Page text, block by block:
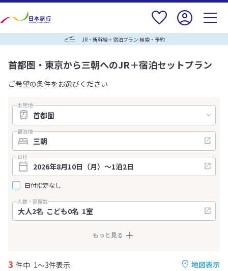
JR・新幹線＋宿泊プラン 検索・予約
首都圏・東京から三朝へのJR＋宿泊セットプラン
ご希望の条件をお選びください
出発地
宿泊地
日程
日付指定なし
人数・部屋数
もっと見る
地図表示
3 件中 1～3件表示